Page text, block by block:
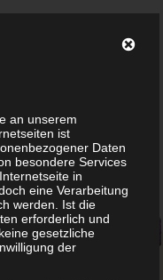
an unserem
ist
Daten
besondere Services
in
eine Verarbeitung
werden. Ist die
erforderlich und
gesetzliche
der